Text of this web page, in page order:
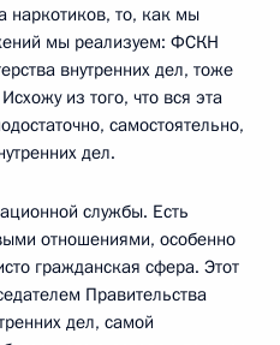
наркотиков, то, как мы
мы реализуем: ФСКН
внутренних дел, тоже
из того, что вся эта
самостоятельно,
дел.
службы. Есть
отношениями, особенно
гражданская сфера. Этот
Правительства
дел, самой